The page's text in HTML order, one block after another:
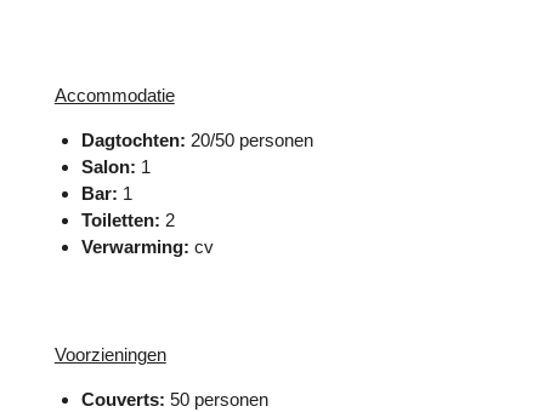
Accommodatie
Dagtochten: 20/50 personen
Salon: 1
Bar: 1
Toiletten: 2
Verwarming: cv
Voorzieningen
Couverts: 50 personen